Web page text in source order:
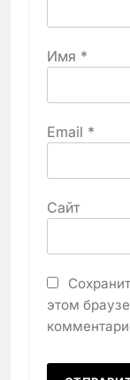
Имя *
Email *
Сайт
этом